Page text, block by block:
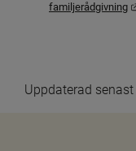
familjerådgivning
Uppdaterad senast